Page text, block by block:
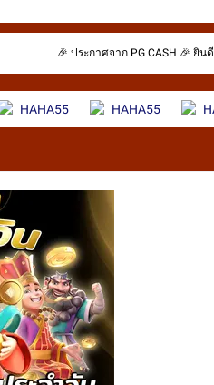
🎉 ประกาศจาก PG CASH 🎉 ยิ
HAHA55 HAHA55